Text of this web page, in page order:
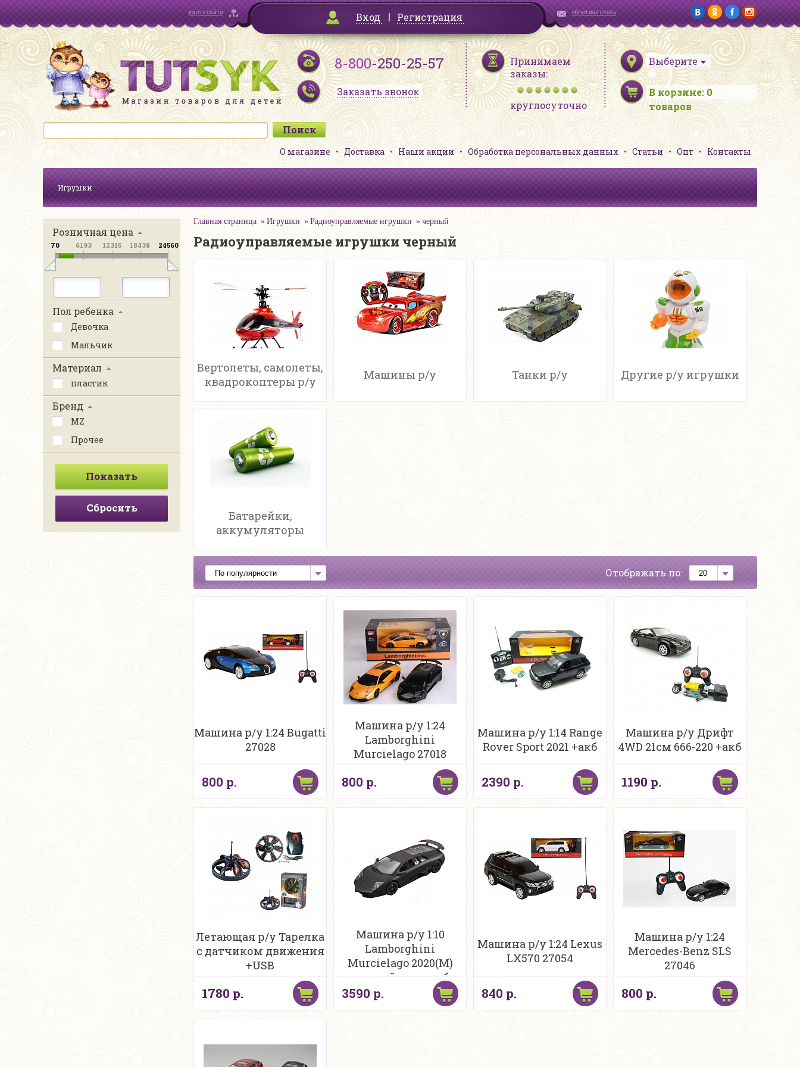
карта сайта Вход Регистрация обратная связь
8-800-250-25-57
Заказать звонок
Принимаем
заказы:
круглосуточно
Выберите
В корзине: 0
товаров
О магазине Доставка Наши акции Обработка персональных данных Статьи Опт Контакты
Игрушки
Розничная цена
70 6193 12315 18438 24560
Пол ребенка
Девочка
Мальчик
Материал
пластик
Бренд
MZ
Прочее
Сбросить
Главная страница Игрушки Радиоуправляемые игрушки черный
Радиоуправляемые игрушки черный
Вертолеты, самолеты,
квадрокоптеры р/у
Машины р/у Танки р/у Другие р/у игрушки
Батарейки,
аккумуляторы
Отображать по:
Машина р/у 1:24 Bugatti
27028
800 р.
Машина р/у 1:24
Lamborghini
Murcielago 27018
800 р.
Машина р/у 1:14 Range
Rover Sport 2021 +акб
2390 р.
Машина р/у Дрифт
4WD 21см 666-220 +акб
1190 р.
Летающая р/у Тарелка
с датчиком движения
+USB
1780 р.
Машина р/у 1:10
Lamborghini
Murcielago 2020(М)
черный мат +акб
3590 р.
Машина р/у 1:24 Lexus
LX570 27054
840 р.
Машина р/у 1:24
Mercedes-Benz SLS
27046
800 р.